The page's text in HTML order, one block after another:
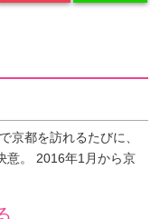
京都を訪れるたびに、
意。 2016年1月から京